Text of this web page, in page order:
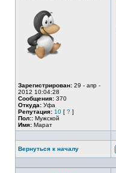
Зарегистрирован: 29 - апр -
2012 10:04:28
Сообщения: 370
Откуда: Уфа
Репутация: 10 [ ? ]
Пол:: Мужской
Имя: Марат
Вернуться к началу